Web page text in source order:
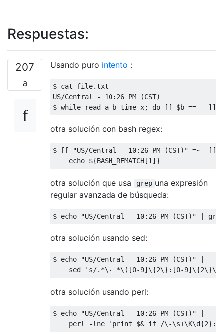
Respuestas:
207 Usando puro intento :
$ cat file.txt
US/Central - 10: 26 PM (CST)
$ while read a b time x; do [[ $b == - ]]
otra solución con bash regex:
$ [[ "US/Central - 10:26 PM (CST)" =~ -[[:
    echo $
{BASH_REMATCH[1 ]}
otra solución que usa grep una expresión
regular avanzada de búsqueda:
$ echo "US/Central - 10:26 PM (CST)" |
otra solución usando sed:
$ echo "US/Central - 10:26 PM (CST)"
|
    sed
's/.*\- *\([0-9]\{2\}:[0-
otra solución usando perl:
$ echo "US/Central - 10:26 PM (CST)"
|
    perl
-lne 'print $& if /\-